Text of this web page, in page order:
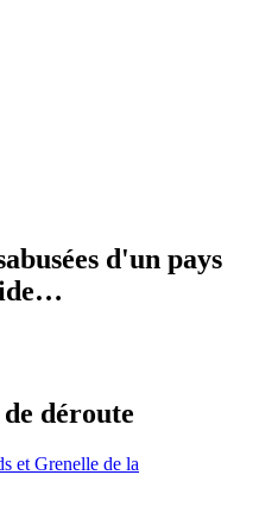
d'un pays
déroute
et Grenelle de la